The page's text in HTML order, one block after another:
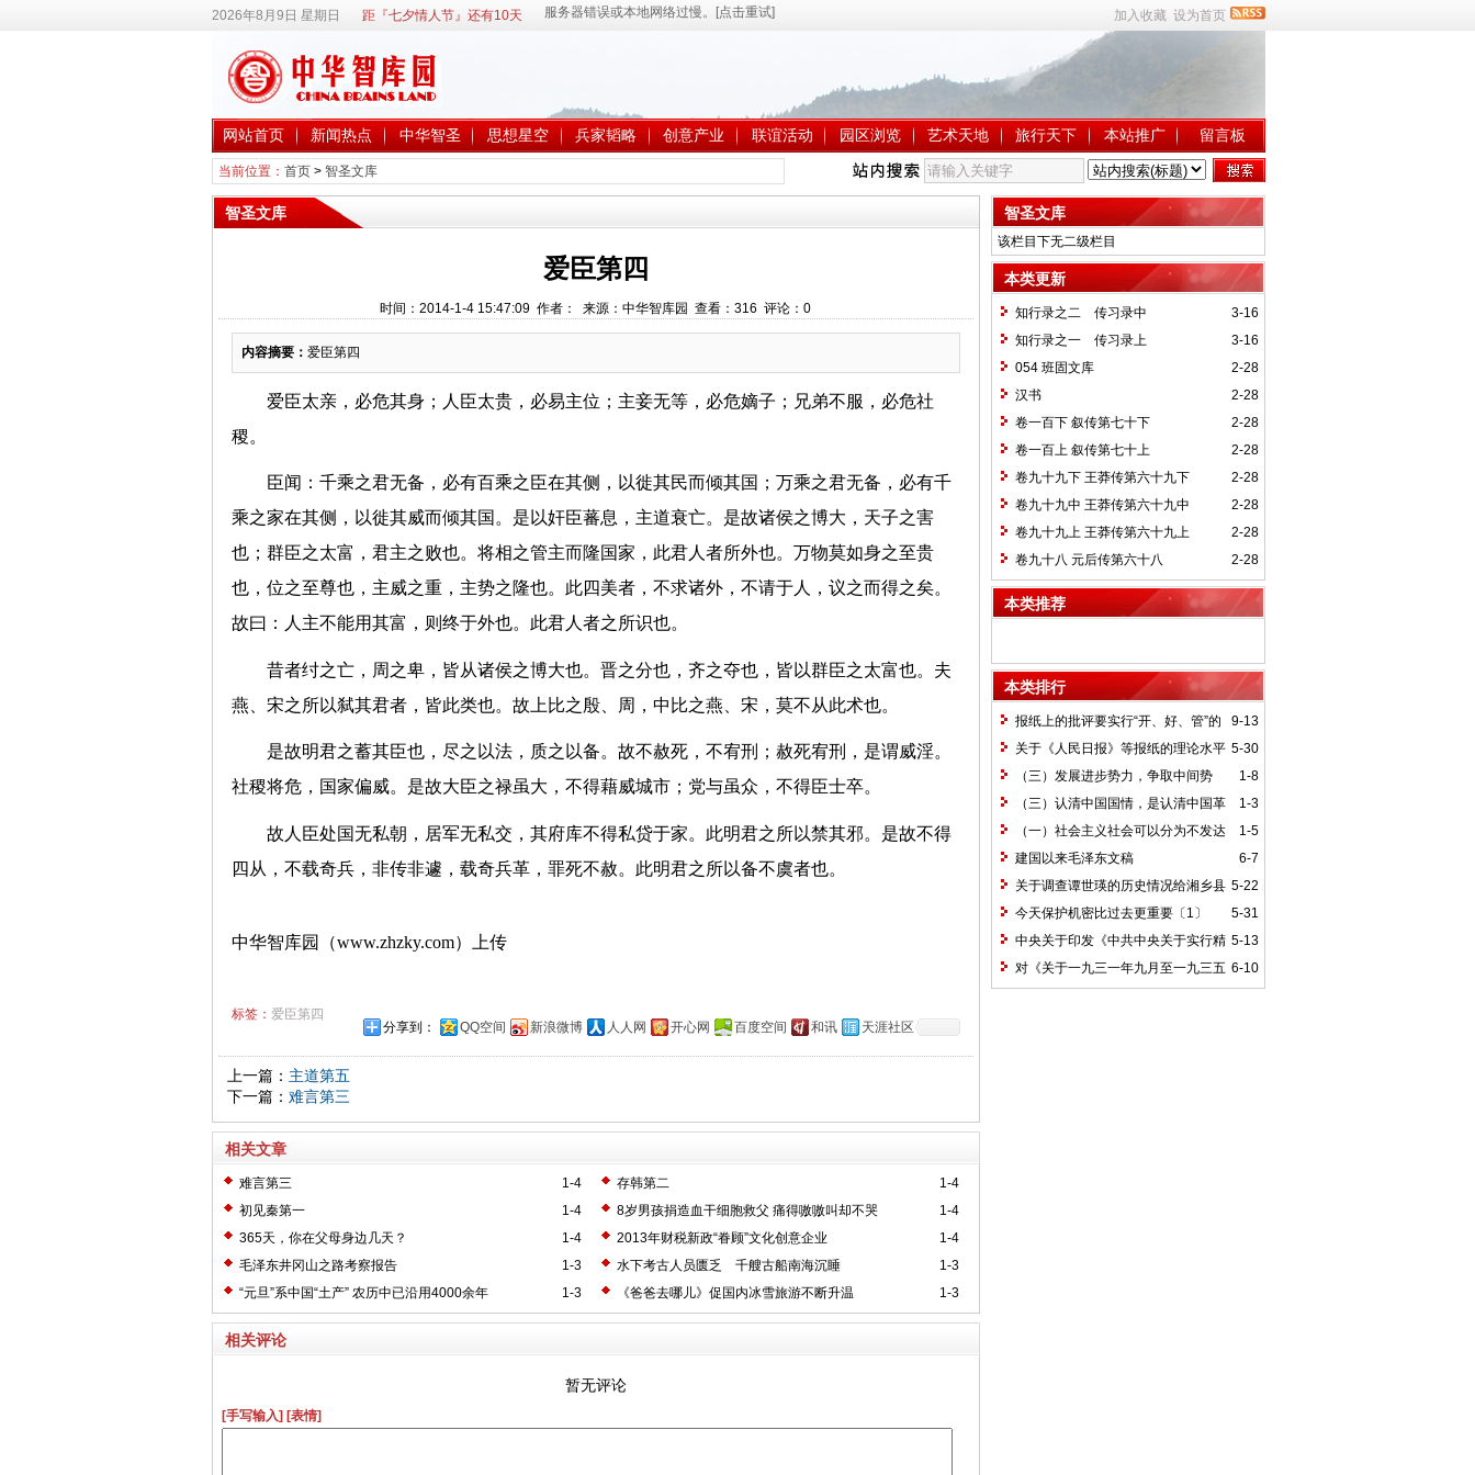
2026年8月9日 星期日 距『七夕情人节』还有10天 加入收藏 设为首页
网站首页 新闻热点 中华智圣 思想星空 兵家韬略 创意产业 联谊活动 园区浏览 艺术天地 旅行天下 本站推广 留言板
当前位置： 首页> 智圣文库
智圣文库
爱臣第四
时间：2014-1-4 15:47:09 作者： 来源：中华智库园 查看： 316 评论： 0
内容摘要： 爱臣第四
爱臣太亲，必危其身；人臣太贵，必易主位；主妾无等，必危嫡子；兄弟不服，必危社
稷。
臣闻：千乘之君无备，必有百乘之臣在其侧，以徙其民而倾其国；万乘之君无备，必有千
乘之家在其侧，以徙其威而倾其国。是以奸臣蕃息，主道衰亡。是故诸侯之博大，天子之害
也；群臣之太富，君主之败也。将相之管主而隆国家，此君人者所外也。万物莫如身之至贵
也，位之至尊也，主威之重，主势之隆也。此四美者，不求诸外，不请于人，议之而得之矣。
故曰：人主不能用其富，则终于外也。此君人者之所识也。
昔者纣之亡，周之卑，皆从诸侯之博大也。晋之分也，齐之夺也，皆以群臣之太富也。夫
燕、宋之所以弑其君者，皆此类也。故上比之殷、周，中比之燕、宋，莫不从此术也。
是故明君之蓄其臣也，尽之以法，质之以备。故不赦死，不宥刑；赦死宥刑，是谓威淫。
社稷将危，国家偏威。是故大臣之禄虽大，不得藉威城市；党与虽众，不得臣士卒。
故人臣处国无私朝，居军无私交，其府库不得私贷于家。此明君之所以禁其邪。是故不得
四从，不载奇兵，非传非遽，载奇兵革，罪死不赦。此明君之所以备不虞者也。
中华智库园（www.zhzky.com）上传
标签： 爱臣第四
分享到：
QQ空间 新浪微博 人人网 开心网 百度空间 和讯 天涯社区
上一篇： 主道第五
下一篇： 难言第三
相关文章
1-4
难言第三 1-4
存韩第二
1-4
初见秦第一 1-4
8岁男孩捐造血干细胞救父 痛得嗷嗷叫却不哭
1-4
365天，你在父母身边几天？ 1-4
2013年财税新政“眷顾”文化创意企业
1-3
毛泽东井冈山之路考察报告 1-3
水下考古人员匮乏 千艘古船南海沉睡
1-3
“元旦”系中国“土产” 农历中已沿用4000余年 1-3
《爸爸去哪儿》促国内冰雪旅游不断升温
相关评论
暂无评论
[手写输入] [表情]
智圣文库
该栏目下无二级栏目
本类更新
3-16
知行录之二 传习录中
3-16
知行录之一 传习录上
2-28
054 班固文库
2-28
汉书
2-28
卷一百下 叙传第七十下
2-28
卷一百上 叙传第七十上
2-28
卷九十九下 王莽传第六十九下
2-28
卷九十九中 王莽传第六十九中
2-28
卷九十九上 王莽传第六十九上
2-28
卷九十八 元后传第六十八
本类推荐
本类排行
9-13
报纸上的批评要实行“开、好、管”的
方针*
5-30
关于《人民日报》等报纸的理论水平
的批语〔1〕
1-8
（三）发展进步势力，争取中间势
力，孤立顽固势力
1-3
（三）认清中国国情，是认清中国革
命一切问题的基本依据
1-5
（一）社会主义社会可以分为不发达
和比较发达两个阶段
6-7
建国以来毛泽东文稿
5-22
关于调查谭世瑛的历史情况给湘乡县
委的信和给谭世瑛的复信
5-31
今天保护机密比过去更重要〔1〕
5-13
中央关于印发《中共中央关于实行精
兵简政、增产节约、反对贪污、反对浪费
和反对官僚主义的决定》的通知和毛泽东
6-10
对《关于一九三一年九月至一九三五